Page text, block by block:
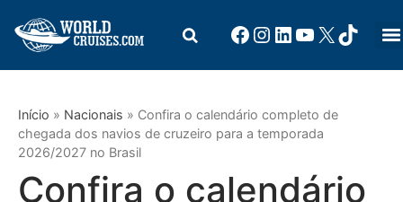
Início » Nacionais » Confira o calendário completo de
chegada dos navios de cruzeiro para a temporada
2026/2027 no Brasil
Confira o calendário